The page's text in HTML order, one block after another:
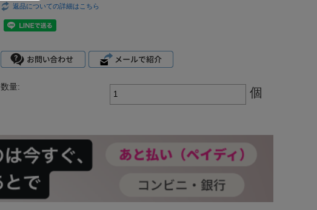
返品についての詳細はこちら
数量: 個